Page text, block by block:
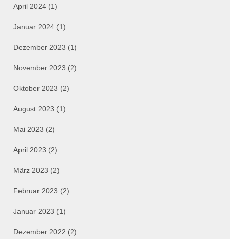
April 2024 (1)
Januar 2024 (1)
Dezember 2023 (1)
November 2023 (2)
Oktober 2023 (2)
August 2023 (1)
Mai 2023 (2)
April 2023 (2)
März 2023 (2)
Februar 2023 (2)
Januar 2023 (1)
Dezember 2022 (2)